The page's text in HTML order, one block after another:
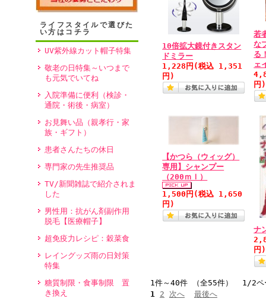
ライフスタイルで選びた
い方はコチラ
UV紫外線カット帽子特集
敬老の日特集～いつまで
も元気でいてね
入院準備に便利（検診・
通院・術後・病室）
お見舞い品（親孝行・家
族・ギフト）
患者さんたちの休日
専門家の先生推奨品
TV/新聞雑誌で紹介されま
した
男性用：抗がん剤副作用
脱毛【医療帽子】
超免疫力レシピ：穀菜食
レイングッズ雨の日対策
特集
糖質制限・食事制限 置
き換え
10倍拡大鏡付きスタン
ドミラー
1,228円 (税込 1,351
円)
若
な
る
ェ
円)
【かつら（ウィッグ）
専用】シャンプー
（200ｍｌ）
1,500円 (税込 1,650
円)
ナ
円)
1件～40件 （全55件） 1/2ペ
1 2 次へ 最後へ